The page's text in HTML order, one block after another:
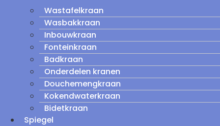
Wastafelkraan
Wasbakkraan
Inbouwkraan
Fonteinkraan
Badkraan
Onderdelen kranen
Douchemengkraan
Kokendwaterkraan
Bidetkraan
Spiegel